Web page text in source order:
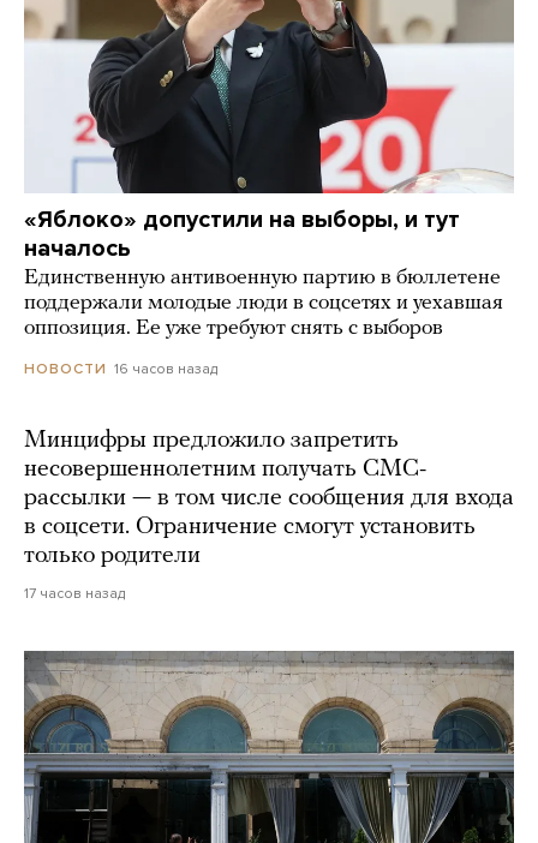
«Яблоко» допустили на выборы, и тут
началось
Единственную антивоенную партию в бюллетене
поддержали молодые люди в соцсетях и уехавшая
оппозиция. Ее уже требуют снять с выборов
НОВОСТИ 16 часов назад
Минцифры предложило запретить
несовершеннолетним получать СМС-
рассылки — в том числе сообщения для входа
в соцсети. Ограничение смогут установить
только родители
17 часов назад